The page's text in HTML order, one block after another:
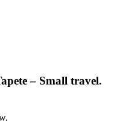
– Small travel.